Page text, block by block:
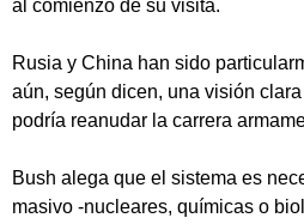
al comienzo de su visita.
Rusia y China han sido
aún, según dicen, una visión
podría reanudar la carrera
Bush alega que el sistema es
masivo -nucleares, químicas o